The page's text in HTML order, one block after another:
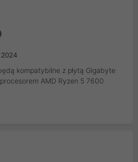
kompatybilne z płytą Gigabyte
AMD Ryzen 5 7600